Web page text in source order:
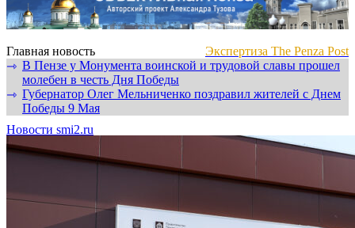
Главная новость
Экспертиза The Penza Post
⇾ В Пензе у Монумента воинской и трудовой славы прошел
молебен в честь Дня Победы
⇾ Губернатор Олег Мельниченко поздравил жителей с Днем
Победы 9 Мая
Новости smi2.ru